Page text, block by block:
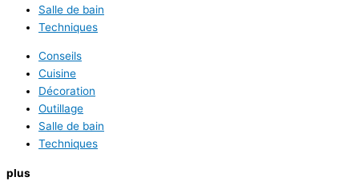
Salle de bain
Techniques
Conseils
Cuisine
Décoration
Outillage
Salle de bain
Techniques
plus